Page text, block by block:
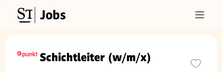
Jobs
Schichtleiter (w/m/x)